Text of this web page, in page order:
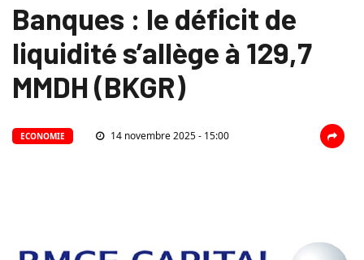
Banques : le déficit de
liquidité s’allège à 129,7
MMDH (BKGR)
ECONOMIE 14 novembre 2025 - 15:00